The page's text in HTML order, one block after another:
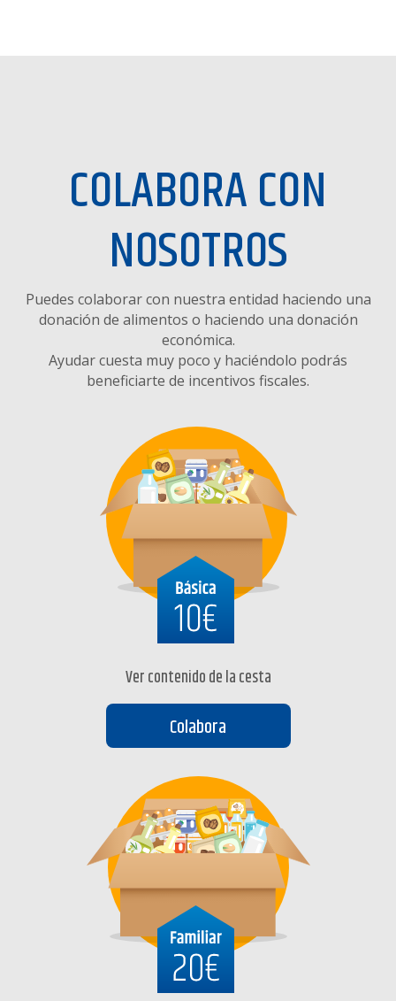
COLABORA CON
NOSOTROS
Puedes colaborar con nuestra entidad haciendo una
donación de alimentos o haciendo una donación
económica.
Ayudar cuesta muy poco y haciéndolo podrás
beneficiarte de incentivos fiscales.
Ver contenido de la cesta
Colabora